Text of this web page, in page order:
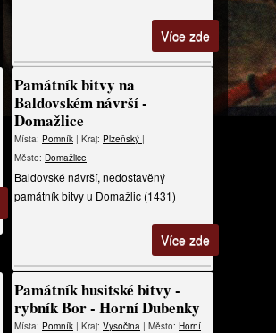
Více zde
Památník bitvy na
Baldovském návrší -
Domažlice
Místa: Pomník | Kraj: Plzeňský |
Město: Domažlice
Baldovské návrší, nedostavěný
památník bitvy u Domažlic (1431)
Více zde
Památník husitské bitvy -
rybník Bor - Horní Dubenky
Místa: Pomník | Kraj: Vysočina | Město: Horní